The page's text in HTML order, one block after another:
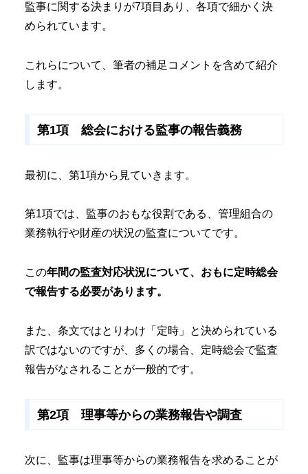
監事に関する決まりが7項目あり、各項で細かく決
められています。
これらについて、筆者の補足コメントを含めて紹介
します。
第1項 総会における監事の報告義務
最初に、第1項から見ていきます。
第1項では、監事のおもな役割である、管理組合の
業務執行や財産の状況の監査についてです。
この年間の監査対応状況について、おもに定時総会
で報告する必要があります。
また、条文ではとりわけ「定時」と決められている
訳ではないのですが、多くの場合、定時総会で監査
報告がなされることが一般的です。
第2項 理事等からの業務報告や調査
次に、監事は理事等からの業務報告を求めることが